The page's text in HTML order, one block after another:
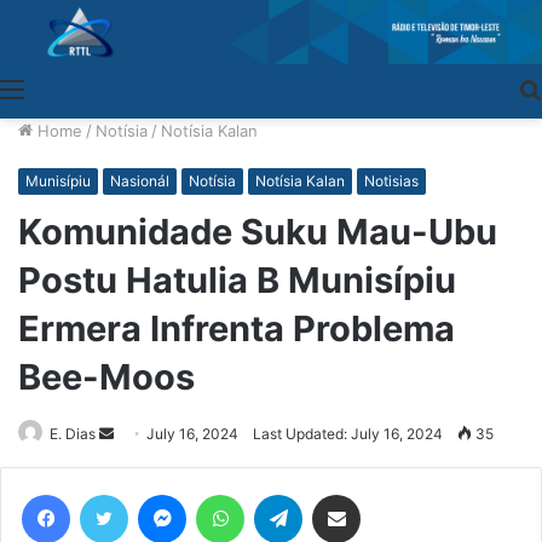
Home / Notísia / Notísia Kalan
Munisípiu Nasionál Notísia Notísia Kalan Notisias
Komunidade Suku Mau-Ubu
Postu Hatulia B Munisípiu
Ermera Infrenta Problema
Bee-Moos
E. Dias
Send
an
July 16, 2024 Last Updated: July 16, 2024 35